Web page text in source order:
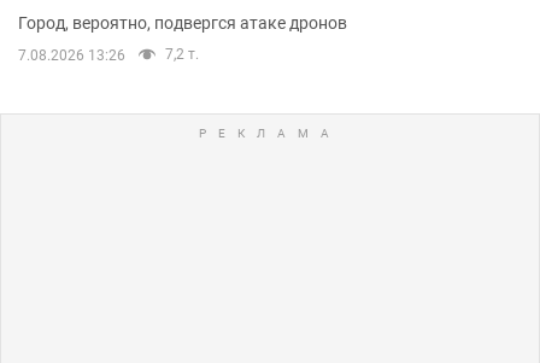
Город, вероятно, подвергся атаке дронов
7.08.2026 13:26 7,2 т.